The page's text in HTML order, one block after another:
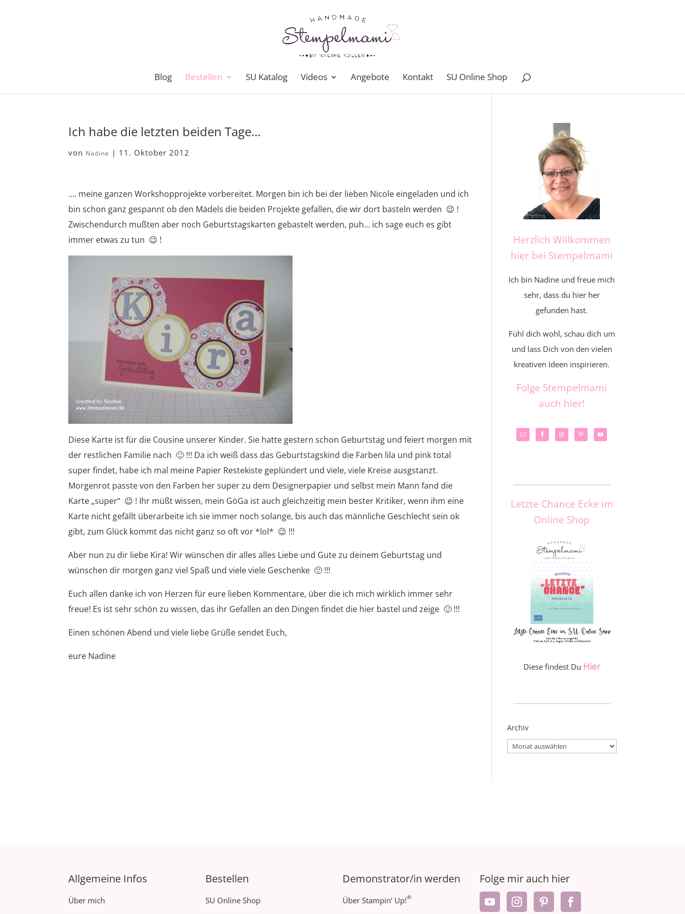
Blog Bestellen SU Katalog Videos Angebote Kontakt SU Online Shop
Ich habe die letzten beiden Tage…
von Nadine | 11. Oktober 2012
…. meine ganzen Workshopprojekte vorbereitet. Morgen bin ich bei der lieben Nicole eingeladen und ich
bin schon ganz gespannt ob den Mädels die beiden Projekte gefallen, die wir dort basteln werden 😉 !
Zwischendurch mußten aber noch Geburtstagskarten gebastelt werden, puh… ich sage euch es gibt
immer etwas zu tun 😉 !
Diese Karte ist für die Cousine unserer Kinder. Sie hatte gestern schon Geburtstag und feiert morgen mit
der restlichen Familie nach 🙂 !!! Da ich weiß dass das Geburtstagskind die Farben lila und pink total
super findet, habe ich mal meine Papier Restekiste geplündert und viele, viele Kreise ausgstanzt.
Morgenrot passte von den Farben her super zu dem Designerpapier und selbst mein Mann fand die
Karte „super“ 😉 ! Ihr müßt wissen, mein GöGa ist auch gleichzeitig mein bester Kritiker, wenn ihm eine
Karte nicht gefällt überarbeite ich sie immer noch solange, bis auch das männliche Geschlecht sein ok
gibt, zum Glück kommt das nicht ganz so oft vor *lol* 😉 !!!
Aber nun zu dir liebe Kira! Wir wünschen dir alles alles Liebe und Gute zu deinem Geburtstag und
wünschen dir morgen ganz viel Spaß und viele viele Geschenke 🙂 !!!
Euch allen danke ich von Herzen für eure lieben Kommentare, über die ich mich wirklich immer sehr
freue! Es ist sehr schön zu wissen, das ihr Gefallen an den Dingen findet die hier bastel und zeige 🙂 !!!
Einen schönen Abend und viele liebe Grüße sendet Euch,
eure Nadine
Herzlich Willkommen
hier bei Stempelmami
Ich bin Nadine und freue mich
sehr, dass du hier her
gefunden hast.
Fühl dich wohl, schau dich um
und lass Dich von den vielen
kreativen Ideen inspirieren.
Folge Stempelmami
auch hier!
Letzte Chance Ecke im
Online Shop
Diese findest Du Hier
Archiv
Archiv
Allgemeine Infos
Über mich
Bestellen
SU Online Shop
Demonstrator/in werden
Über Stampin‘ Up!®
Folge mir auch hier